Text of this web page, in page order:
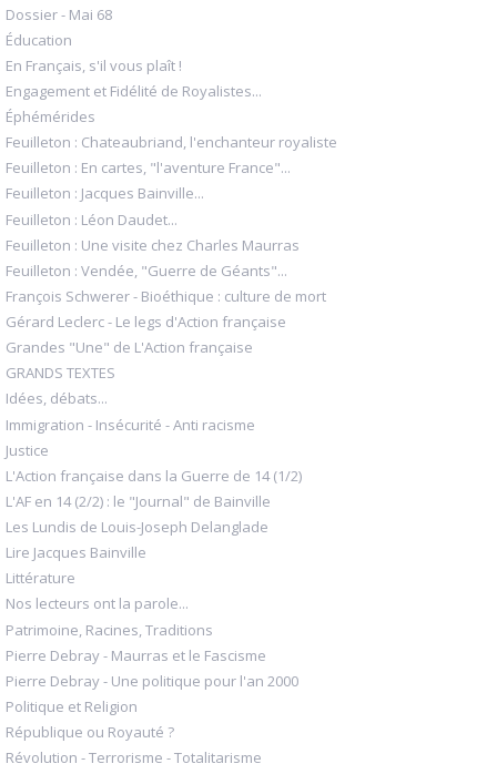
Dossier - Mai 68
Éducation
En Français, s'il vous plaît !
Engagement et Fidélité de Royalistes...
Éphémérides
Feuilleton : Chateaubriand, l'enchanteur royaliste
Feuilleton : En cartes, "l'aventure France"...
Feuilleton : Jacques Bainville...
Feuilleton : Léon Daudet...
Feuilleton : Une visite chez Charles Maurras
Feuilleton : Vendée, "Guerre de Géants"...
François Schwerer - Bioéthique : culture de mort
Gérard Leclerc - Le legs d'Action française
Grandes "Une" de L'Action française
GRANDS TEXTES
Idées, débats...
Immigration - Insécurité - Anti racisme
Justice
L'Action française dans la Guerre de 14 (1/2)
L'AF en 14 (2/2) : le "Journal" de Bainville
Les Lundis de Louis-Joseph Delanglade
Lire Jacques Bainville
Littérature
Nos lecteurs ont la parole...
Patrimoine, Racines, Traditions
Pierre Debray - Maurras et le Fascisme
Pierre Debray - Une politique pour l'an 2000
Politique et Religion
République ou Royauté ?
Révolution - Terrorisme - Totalitarisme